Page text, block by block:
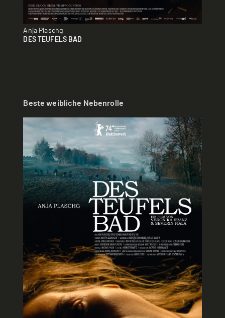
Anja Plaschg
DES TEUFELS BAD
Beste weibliche Nebenrolle